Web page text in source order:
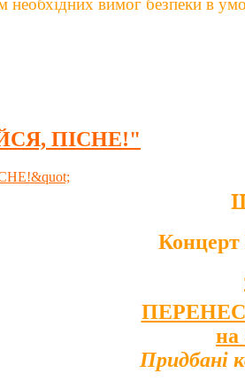
необхідних вимог безпеки в
ПІСНЕ!"
на
Придбані